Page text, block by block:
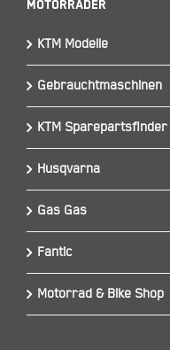
Motorräder
KTM Modelle
Gebrauchtmaschinen
KTM Sparepartsfinder
Husqvarna
Gas Gas
Fantic
Motorrad & Bike Shop